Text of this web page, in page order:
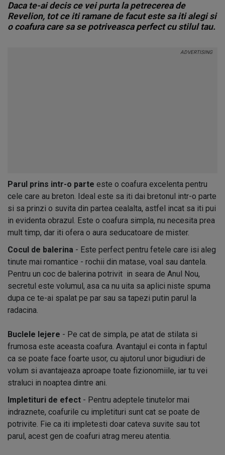
Daca te-ai decis ce vei purta la petrecerea de
Revelion, tot ce iti ramane de facut este sa iti alegi si
o coafura care sa se potriveasca perfect cu stilul tau.
Parul prins intr-o parte este o coafura excelenta pentru
cele care au breton. Ideal este sa iti dai bretonul intr-o parte
si sa prinzi o suvita din partea cealalta, astfel incat sa iti pui
in evidenta obrazul. Este o coafura simpla, nu necesita prea
mult timp, dar iti ofera o aura seducatoare de mister.
Cocul de balerina - Este perfect pentru fetele care isi aleg
tinute mai romantice - rochii din matase, voal sau dantela.
Pentru un coc de balerina potrivit in seara de Anul Nou,
secretul este volumul, asa ca nu uita sa aplici niste spuma
dupa ce te-ai spalat pe par sau sa tapezi putin parul la
radacina.
Buclele lejere - Pe cat de simpla, pe atat de stilata si
frumosa este aceasta coafura. Avantajul ei conta in faptul
ca se poate face foarte usor, cu ajutorul unor bigudiuri de
volum si avantajeaza aproape toate fizionomiile, iar tu vei
straluci in noaptea dintre ani.
Impletituri de efect - Pentru adeptele tinutelor mai
indraznete, coafurile cu impletituri sunt cat se poate de
potrivite. Fie ca iti impletesti doar cateva suvite sau tot
parul, acest gen de coafuri atrag mereu atentia.